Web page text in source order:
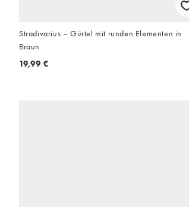
Stradivarius – Gürtel mit runden Elementen in
Braun
19,99 €